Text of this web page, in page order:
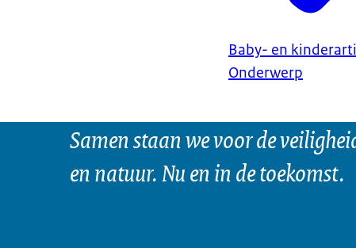
Baby- en
Onderwerp
Samen staan we voor de
en natuur. Nu en in de toekomst.